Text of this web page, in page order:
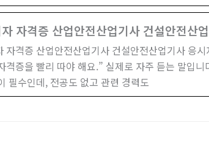
자격증 산업안전산업기사 건설안전산
자격증 산업안전산업기사 건설안전산업기사 응
격증을 빨리 따야 해요.” 실제로 자주 듣는 말입
필수인데, 전공도 없고 관련 경력도